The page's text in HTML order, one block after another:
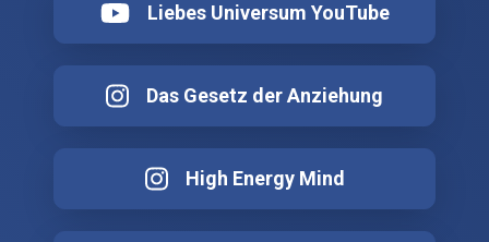
Liebes Universum YouTube
Das Gesetz der Anziehung
High Energy Mind